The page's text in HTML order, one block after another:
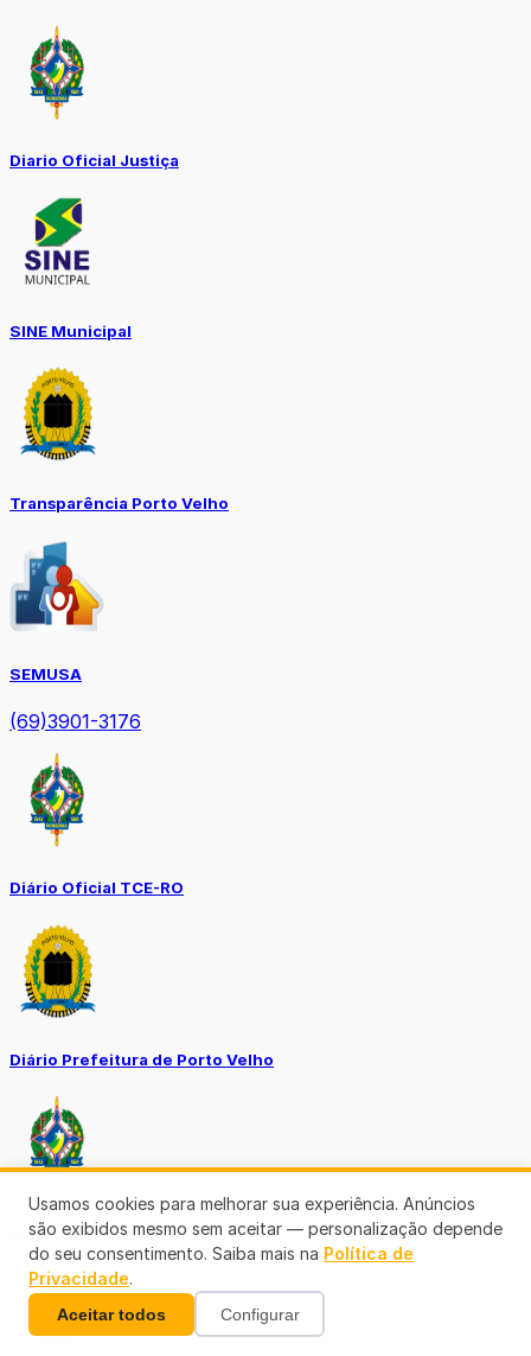
Diario Oficial Justiça
SINE Municipal
Transparência Porto Velho
SEMUSA
(69)3901-3176
Diário Oficial TCE-RO
Diário Prefeitura de Porto Velho
Diário Oficial de RO
Usamos cookies para melhorar sua experiência. Anúncios
são exibidos mesmo sem aceitar — personalização depende
do seu consentimento. Saiba mais na Política de
Privacidade.
Aceitar todos Configurar